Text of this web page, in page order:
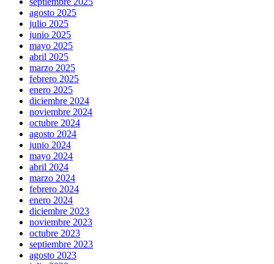
agosto 2025
julio 2025
junio 2025
mayo 2025
abril 2025
marzo 2025
febrero 2025
enero 2025
diciembre 2024
noviembre 2024
octubre 2024
agosto 2024
junio 2024
mayo 2024
abril 2024
marzo 2024
febrero 2024
enero 2024
diciembre 2023
noviembre 2023
octubre 2023
septiembre 2023
agosto 2023